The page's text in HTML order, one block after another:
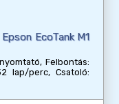
EcoTank M1
Felbontás:
lap/perc, Csatoló: